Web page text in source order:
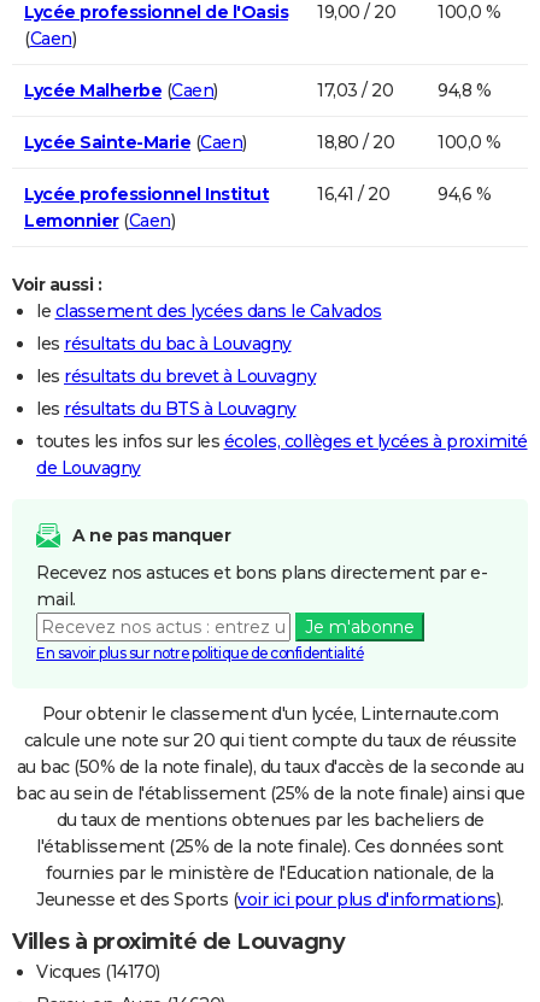
Lycée professionnel de l'Oasis
(Caen)
19,00 / 20 100,0 %
Lycée Malherbe (Caen) 17,03 / 20 94,8 %
Lycée Sainte-Marie (Caen) 18,80 / 20 100,0 %
Lycée professionnel Institut
Lemonnier(Caen)
16,41 / 20 94,6 %
Voir aussi :
le classement des lycées dans le Calvados
les résultats du bac à Louvagny
les résultats du brevet à Louvagny
les résultats du BTS à Louvagny
toutes les infos sur les écoles, collèges et lycées à proximité
de Louvagny
A ne pas manquer
Recevez nos astuces et bons plans directement par e-
mail.
Je m'abonne
En savoir plus sur notre politique de confidentialité
Pour obtenir le classement d'un lycée, Linternaute.com
calcule une note sur 20 qui tient compte du taux de réussite
au bac (50% de la note finale), du taux d'accès de la seconde au
bac au sein de l'établissement (25% de la note finale) ainsi que
du taux de mentions obtenues par les bacheliers de
l'établissement (25% de la note finale). Ces données sont
fournies par le ministère de l'Education nationale, de la
Jeunesse et des Sports (voir ici pour plus d'informations).
Villes à proximité de Louvagny
Vicques (14170)